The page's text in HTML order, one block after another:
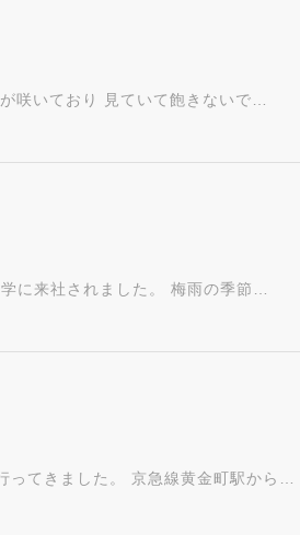
咲いており 見ていて飽きないで…
に来社されました。 梅雨の季節…
ってきました。 京急線黄金町駅から…